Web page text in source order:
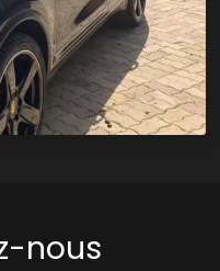
nous